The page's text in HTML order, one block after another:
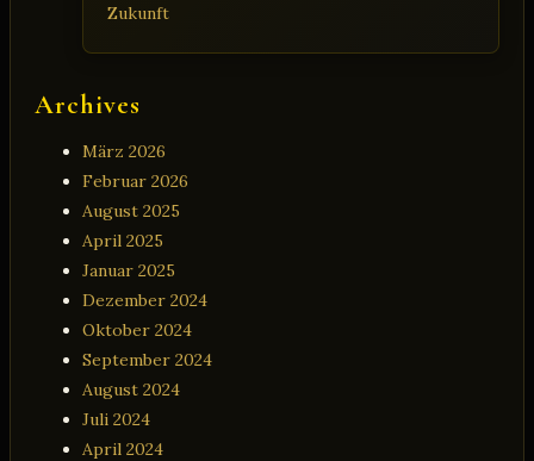
Zukunft
Archives
März 2026
Februar 2026
August 2025
April 2025
Januar 2025
Dezember 2024
Oktober 2024
September 2024
August 2024
Juli 2024
April 2024